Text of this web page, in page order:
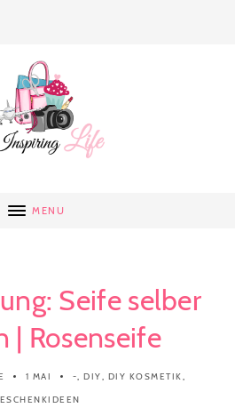
MENU
Seife selber
| Rosenseife
1 MAI -,DIY, DIY KOSMETIK,